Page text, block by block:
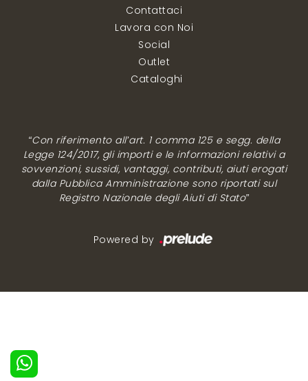
Contattaci
Lavora con Noi
Social
Outlet
Cataloghi
“Con riferimento all’art. 1 comma 125 e segg. della
Legge 124/2017, gli importi e le informazioni relativi a
sovvenzioni, sussidi, vantaggi, contributi, aiuti erogati
dalla Pubblica Amministrazione sono riportati sul
Registro Nazionale degli Aiuti di Stato”
Powered by